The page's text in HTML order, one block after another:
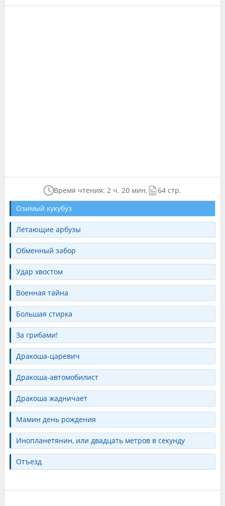
Время чтения: 2 ч. 20 мин.
64 стр.
Озимый кукубуз
Летающие арбузы
Обменный забор
Удар хвостом
Военная тайна
Большая стирка
За грибами!
Дракоша-царевич
Дракоша-автомобилист
Дракоша жадничает
Мамин день рождения
Инопланетянин, или двадцать метров в секунду
Отъезд